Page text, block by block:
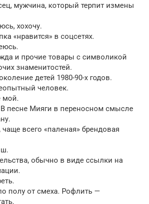
мужчина, который терпит измены
хохочу.
«нравится» в соцсетях.
и прочие товары с символикой
знаменитостей.
детей 1980-90-х годов.
человек.
мой.
песне Мияги в переносном смысле
всего «паленая» брендовая
обычно в виде ссылки на
полу от смеха. Рофлить —